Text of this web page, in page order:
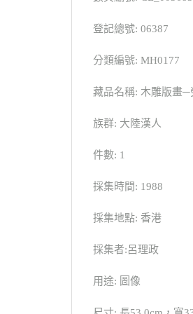
登記總號: 06387
分類編號: MH0177
藏品名稱: 木雕版畫─
族群: 大陸漢人
件數: 1
採集時間: 1988
採集地點: 香港
採集者:呂理政
用途: 圖像